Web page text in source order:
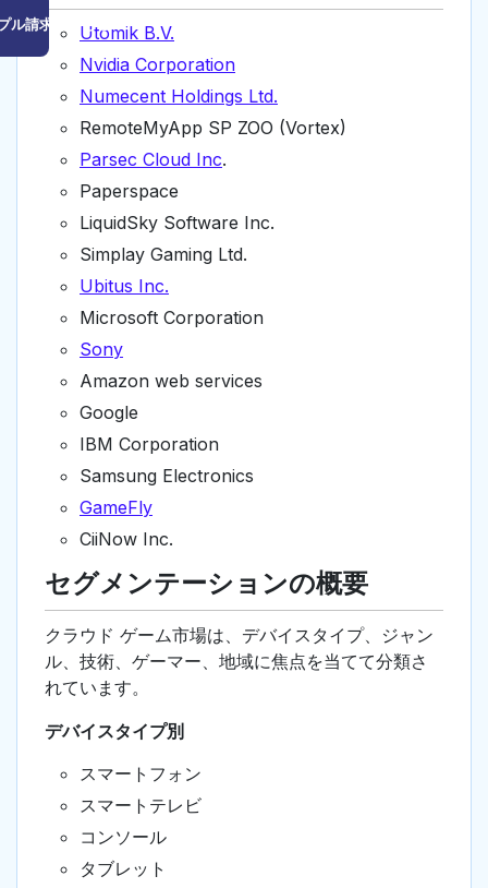
ル請求はこちらUtomik B.V.
Nvidia Corporation
Numecent Holdings Ltd.
RemoteMyApp SP ZOO (Vortex)
Parsec Cloud Inc.
Paperspace
LiquidSky Software Inc.
Simplay Gaming Ltd.
Ubitus Inc.
Microsoft Corporation
Sony
Amazon web services
Google
IBM Corporation
Samsung Electronics
GameFly
CiiNow Inc.
セグメンテーションの概要
クラウド ゲーム市場は、デバイスタイプ、ジャン
ル、技術、ゲーマー、地域に焦点を当てて分類さ
れています。
デバイスタイプ別
スマートフォン
スマートテレビ
コンソール
タブレット